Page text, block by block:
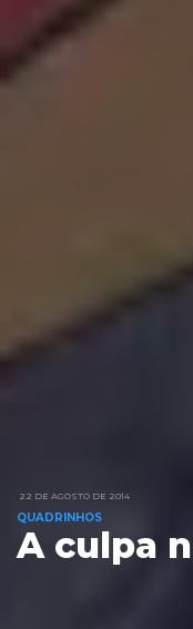
22 DE AGOSTO DE 2014
QUADRINHOS
A culpa